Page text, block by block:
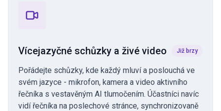
Vícejazyčné schůzky a živé video Již brzy
Pořádejte schůzky, kde každý mluví a poslouchá ve
svém jazyce - mikrofon, kamera a video aktivního
řečníka s vestavěným AI tlumočením. Účastníci navíc
vidí řečníka na poslechové stránce, synchronizovaně